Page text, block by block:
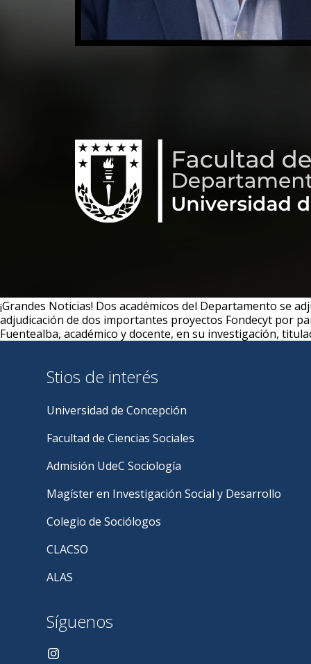
¡Grandes Noticias! Dos académicos del Departamento se
adjudicación de dos importantes proyectos Fondecyt por
Fuentealba, académico y docente, en su investigación,
Stios de interés
Universidad de Concepción
Facultad de Ciencias Sociales
Admisión UdeC Sociología
Magíster en Investigación Social y Desarrollo
Colegio de Sociólogos
CLACSO
ALAS
Síguenos